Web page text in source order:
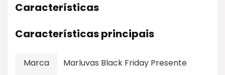
Características
Características principais
Marca
Marluvas Black Friday Presente